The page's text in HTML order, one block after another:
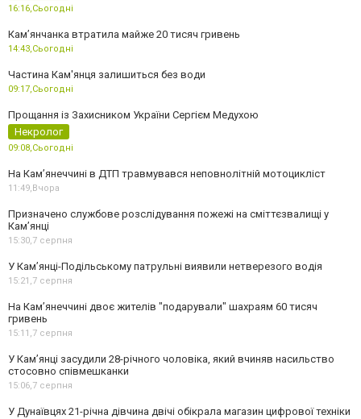
16:16,Сьогодні
Камʼянчанка втратила майже 20 тисяч гривень
14:43,Сьогодні
Частина Кам'янця залишиться без води
09:17,Сьогодні
Прощання із Захисником України Сергієм Медухою
Некролог
09:08,Сьогодні
На Кам’янеччині в ДТП травмувався неповнолітній мотоцикліст
11:49, Вчора
Призначено службове розслідування пожежі на сміттєзвалищі у
Кам’янці
15:30,7 серпня
У Кам’янці-Подільському патрульні виявили нетверезого водія
15:21,7 серпня
На Камʼянеччині двоє жителів "подарували" шахраям 60 тисяч
гривень
15:11,7 серпня
У Камʼянці засудили 28-річного чоловіка, який вчиняв насильство
стосовно співмешканки
15:06,7 серпня
У Дунаївцях 21-річна дівчина двічі обікрала магазин цифрової техніки